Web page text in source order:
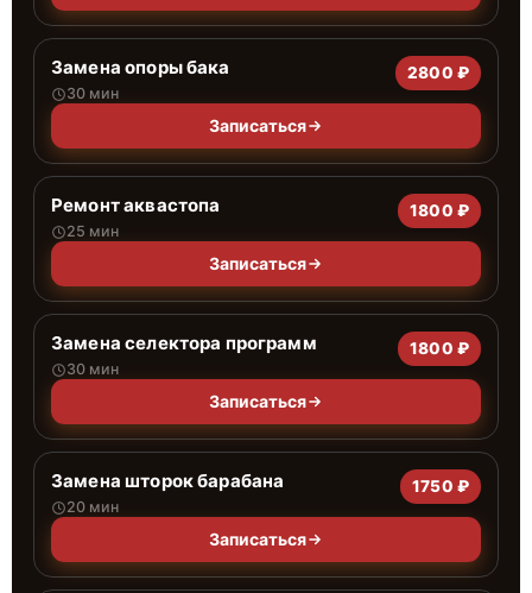
Замена опоры бака
30 мин
2800 ₽
Записаться
Ремонт аквастопа
25 мин
1800 ₽
Записаться
Замена селектора программ
30 мин
1800 ₽
Записаться
Замена шторок барабана
20 мин
1750 ₽
Записаться